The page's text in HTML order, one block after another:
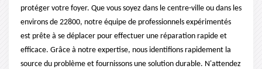
protéger votre foyer. Que vous soyez dans le centre-ville ou dans les
environs de 22800, notre équipe de professionnels expérimentés
est prête à se déplacer pour effectuer une réparation rapide et
efficace. Grâce à notre expertise, nous identifions rapidement la
source du problème et fournissons une solution durable. N'attendez